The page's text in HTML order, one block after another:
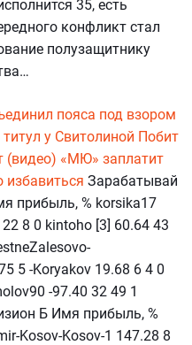
35, есть
конфликт стал
полузащитнику
пояса под взором
у Свитолиной Побит
(видео) «МЮ» заплатит
избавиться Зарабатывай
прибыль, % korsika17
8 0 kintoho [3] 60.64 43
5 -Koryakov 19.68 6 4 0
-97.40 32 49 1
Б Имя прибыль, %
Kosov-Kosov-1 147.28 8